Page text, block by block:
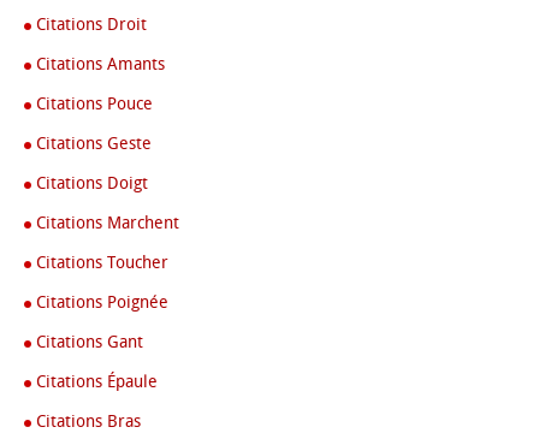
Citations Droit
Citations Amants
Citations Pouce
Citations Geste
Citations Doigt
Citations Marchent
Citations Toucher
Citations Poignée
Citations Gant
Citations Épaule
Citations Bras